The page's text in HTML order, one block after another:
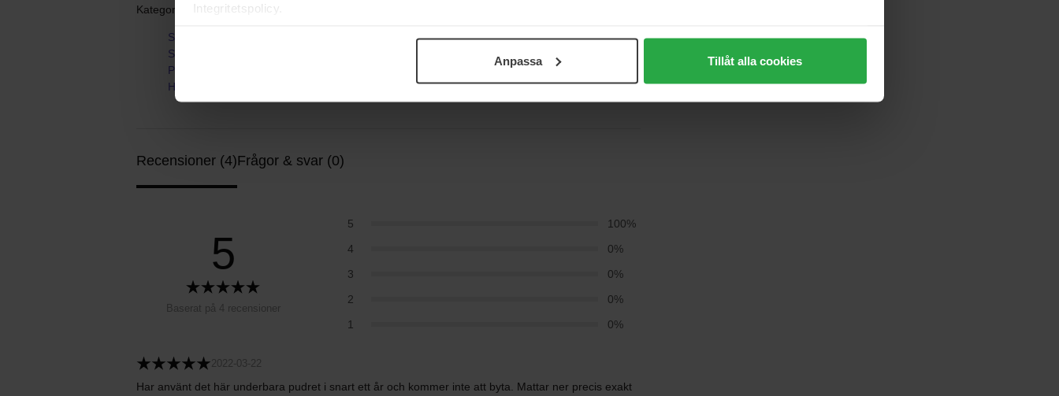
Integritetspolicy.
Anpassa Tillåt alla cookies
Kategorier:
Startsida
Smink
Puder
Hyaluronic Pressed Hydra-Powder
Recensioner (4)Frågor & svar (0)
5
Baserat på 4 recensioner
5
100%
4
0%
3
0%
2
0%
1
0%
2022-03-22
Har använt det här underbara pudret i snart ett år och kommer inte att byta. Mattar ner precis exakt